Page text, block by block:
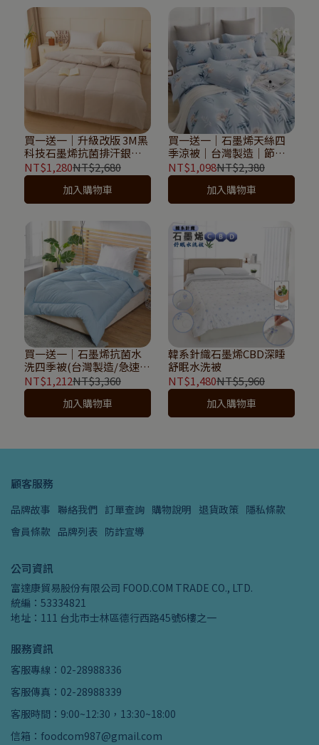
買一送一｜升級改版 3M黑
科技石墨烯抗菌排汗銀離
子可水洗四季被｜Sleep
Peacefully 寢室安居
NT$1,280NT$2,680
加入購物車
買一送一｜石墨烯天絲四
季涼被｜台灣製造｜節能
降溫｜Sleep Peacefully
寢室安居
NT$1,098NT$2,380
加入購物車
買一送一｜石墨烯抗菌水
洗四季被(台灣製造/急速蓄
熱/可水洗)｜Sleep
Peacefully 寢室安居
NT$1,212NT$3,360
加入購物車
韓系針織石墨烯CBD深睡
舒眠水洗被
NT$1,480NT$5,960
加入購物車
顧客服務
品牌故事 聯絡我們 訂單查詢 購物說明 退貨政策 隱私條款
會員條款 品牌列表 防詐宣導
公司資訊
富達康貿易股份有限公司 FOOD.COM TRADE CO., LTD.
統編：53334821
地址：111 台北市士林區德行西路45號6樓之一
服務資訊
客服專線：02-28988336
客服傳真：02-28988339
客服時間：9:00~12:30，13:30~18:00
信箱：foodcom987@gmail.com